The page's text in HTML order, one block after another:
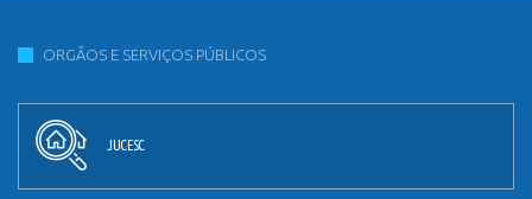
ORGÃOS E SERVIÇOS PÚBLICOS
JUCESC